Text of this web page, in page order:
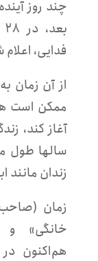
چند روز
فدایی،
از آن زمان
ممکن است
آغاز کند،
سالها طول
زندان مانند
زمان
خانگی» و
هم‌اکنون